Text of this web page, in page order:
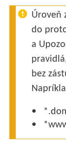
Úroveň
do
a
bez